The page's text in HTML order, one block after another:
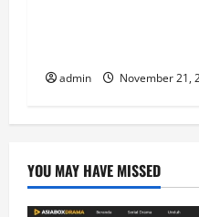
admin November 21,
YOU MAY HAVE MISSED